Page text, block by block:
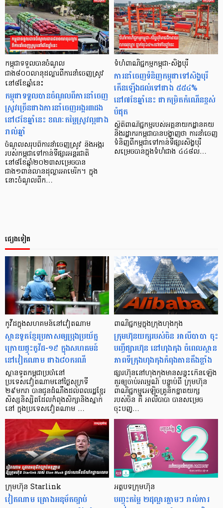
កម្ពុជាទទួលបានចំណូល
ជាង៨០០លានុដល្លារពីការនាំចេញស្រូវ
នៅ៨ខែឆ្នាំនេះ
កម្ពុជាទទួលបានចំណូលពីការនាំចេញ
ស្រូវច្រើនជាងការនាំចេញអង្ករ៣ដង
នៅ៨ខែឆ្នាំនេះ ខណៈតម្លៃស្រូវល្អជាង
រាល់ឆ្នាំ
ចំណូលសរុបពីការនាំចេញស្រូវ និងអង្ករ
របស់កម្ពុជាទៅកាន់ទីផ្សារអន្តរជាតិ
នៅ៨ខែឆ្នាំ២០២៣សម្រេចបាន
ជាង១ពាន់លានដុល្លារអាមេរិក។ ក្នុង
នោះចំណូលពីក…
ទំហំពាណិជ្ជកម្មកម្ពុជា-សិង្ហបុរី
ការនាំចេញទំនិញកម្ពុជាទៅសិង្ហបុរី
កើនឡើងដល់ទៅជាង ៥៥៤%
នៅ៧ខែឆ្នាំនេះ ជាកម្រិតកំណើនខ្ពស់
បំផុត
ស្ថិតិពាណិជ្ជកម្មរបស់អគ្គនាយកដ្ឋានគយ
និងរដ្ឋាករកម្ពុជាបានបង្ហាញថា ការនាំចេញ
ទំនិញពីកម្ពុជាទៅកាន់ទីផ្សារសិង្ហបុរី
សម្រេចបានក្នុងទំហំជាង ៤៤៨ល…
ផ្សេងទៀត
កូវីដក្នុងសហគមន៍នៅវៀតណាម
ស្ថានទូតខ្មែរប្រកាសឲ្យប្រុងប្រយ័ត្ន
ក្រោយផ្ទុះកូវីដ-១៩ ក្នុងសហគមន៍
នៅវៀតណាម ជាង៨០ករណី
ស្ថានទូតកម្ពុជាប្រចាំនៅ
ប្រទេសវៀតណាមនៅថ្ងៃសុក្រទី
២៩មករា បានជូនដំណឹងដល់ពលរដ្ឋខ្មែរ
សិស្សនិស្សិតដែលកំពុងសិក្សានិងស្នាក់
នៅ ក្នុងប្រទេសវៀតណាម …
ពាណិជ្ជកម្មក្នុងក្រុង​ហុងកុង
ក្រុមហ៊ុនយក្សរបស់ចិន អាលីបាបា ចុះ
បញ្ចីផ្សារហ៊ុន នៅហុងកុង ចំពេលស្ថាន
ភាពទីក្រុងហុងកុងកំពុងតានតឹងខ្លាំង
ផ្សារហ៊ុននៅហុងកុងមានសន្ទុះកើនឡើង
គួរឲ្យចាប់អារម្មណ៍ បន្ទាប់ពី ក្រុមហ៊ុន
ពាណិជ្ជកម្មអេឡិចត្រូនិកខ្នាតយក្ស
របស់ចិន គឺ អាលីបាបា បានសម្រេច
ចុះបញ្…
ក្រុមហ៊ុន Starlink
វៀតណាម គ្រោងអនុម័តច្បាប់
អត្ថបទក្រុមហ៊ុន
បញ្ចុះតម្លៃ ២ដុល្លារភ្លាមៗ រាល់ការ